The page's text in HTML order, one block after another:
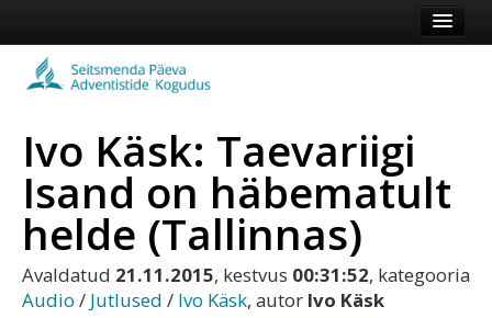
Koduleht
Vaata veel
Logi sisse või registreeru
Ivo Käsk: Taevariigi
Isand on häbematult
helde (Tallinnas)
Avaldatud 21.11.2015, kestvus 00:31:52, kategooria
Audio / Jutlused / Ivo Käsk, autor Ivo Käsk